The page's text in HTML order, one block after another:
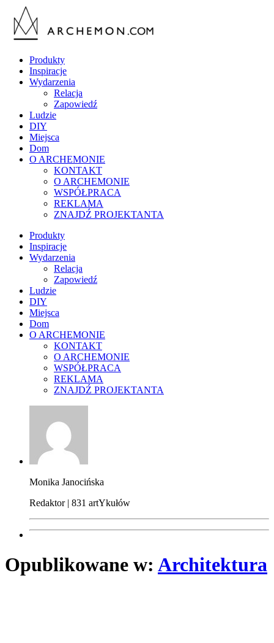
Produkty
Inspiracje
Wydarzenia
Relacja
Zapowiedź
Ludzie
DIY
Miejsca
Dom
O ARCHEMONIE
KONTAKT
O ARCHEMONIE
WSPÓŁPRACA
REKLAMA
ZNAJDŹ PROJEKTANTA
Produkty
Inspiracje
Wydarzenia
Relacja
Zapowiedź
Ludzie
DIY
Miejsca
Dom
O ARCHEMONIE
KONTAKT
O ARCHEMONIE
WSPÓŁPRACA
REKLAMA
ZNAJDŹ PROJEKTANTA
Monika Janocińska
Redaktor | 831 artYkułów
Opublikowane w: Architektura